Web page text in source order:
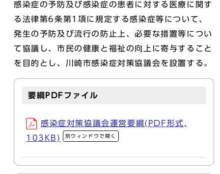
感染症の予防及び感染症の患者に対する医療に関す
る法律第6条第1項に規定する感染症等について、
発生の予防及び流行の防止上、必要な措置等につい
て協議し、市民の健康と福祉の向上に寄与すること
を目的とし、川崎市感染症対策協議会を設置する。
要綱PDFファイル
感染症対策協議会運営要綱(PDF形式,
103KB)
別ウィンドウで開く